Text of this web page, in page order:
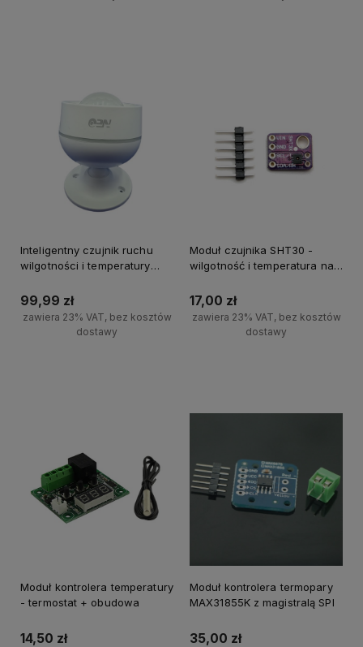
Inteligentny czujnik ruchu
wilgotności i temperatury
Tuya
99,99 zł
zawiera 23% VAT, bez kosztów
dostawy
Moduł czujnika SHT30 -
wilgotność i temperatura na
17,00 zł
zawiera 23% VAT, bez kosztów
dostawy
Moduł kontrolera temperatury
- termostat + obudowa
14,50 zł
Moduł kontrolera termopary
MAX31855K z magistralą SPI
35,00 zł